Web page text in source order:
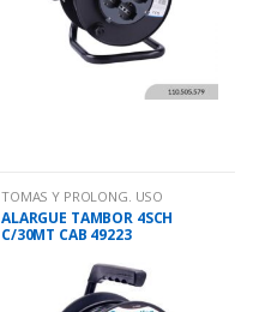
TOMAS Y PROLONG. USO
DOMESTICO
ALARGUE TAMBOR 4SCH
C/30MT CAB 49223